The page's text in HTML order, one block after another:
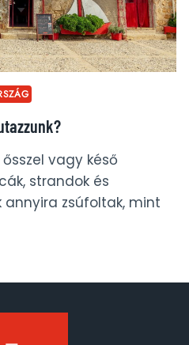
vagy késő
strandok és
annyira zsúfoltak, mint